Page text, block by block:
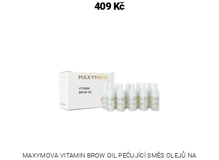
409 Kč
MAXYMOVA VITAMIN BROW OIL PEČUJÍCÍ SMĚS OLEJŮ NA